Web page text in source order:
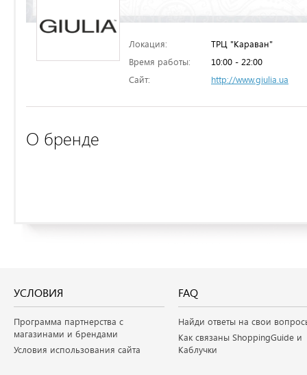
Локация:
ТРЦ "Караван"
Время работы:
10:00 - 22:00
Сайт:
http://www.giulia.ua
О бренде
УСЛОВИЯ
Программа партнерства с
магазинами и брендами
Условия использования сайта
FAQ
Найди ответы на свои
Как связаны ShoppingGuide и
Каблучки